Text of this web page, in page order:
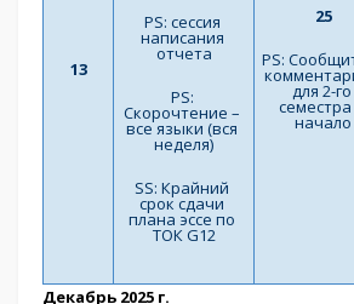
13
PS: сессия
написания
отчета
PS:
Скорочтение –
все языки (вся
неделя)
SS: Крайний
срок сдачи
плана эссе по
ТОК G12
25
PS:
для 2-го
семестра
начало
Декабрь 2025 г.